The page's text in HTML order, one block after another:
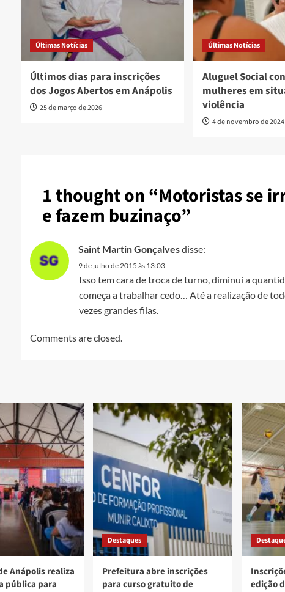
Últimas Notícias
Últimos dias para inscrições
dos Jogos Abertos em Anápolis
25 de março de 2026
Últimas Notícias
Aluguel Social
mulheres em
violência
4 de novembro de 2024
1 thought on “Motoristas se
e fazem buzinaço”
Saint Martin Gonçalvesdisse:
9 de julho de 2015 às 13:03
Isso tem cara de troca de turno, diminui a
começa a trabalhar cedo… Até a realização de
vezes grandes filas.
Comments are closed.
Anápolis realiza
pública para
Destaques
Prefeitura abre inscrições
para curso gratuito de
edição